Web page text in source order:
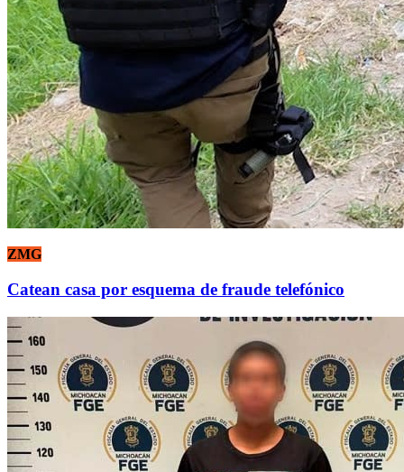
ZMG
Catean casa por esquema de fraude telefónico